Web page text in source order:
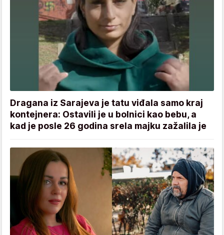
Dragana iz Sarajeva je tatu viđala samo kraj
kontejnera: Ostavili je u bolnici kao bebu, a
kad je posle 26 godina srela majku zažalila je